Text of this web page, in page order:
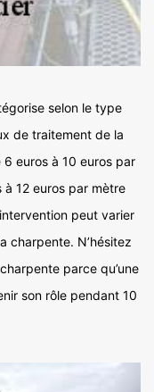
selon le type
de traitement de la
euros à 10 euros par
12 euros par mètre
peut varier
charpente. N’hésitez
parce qu’une
son rôle pendant 10